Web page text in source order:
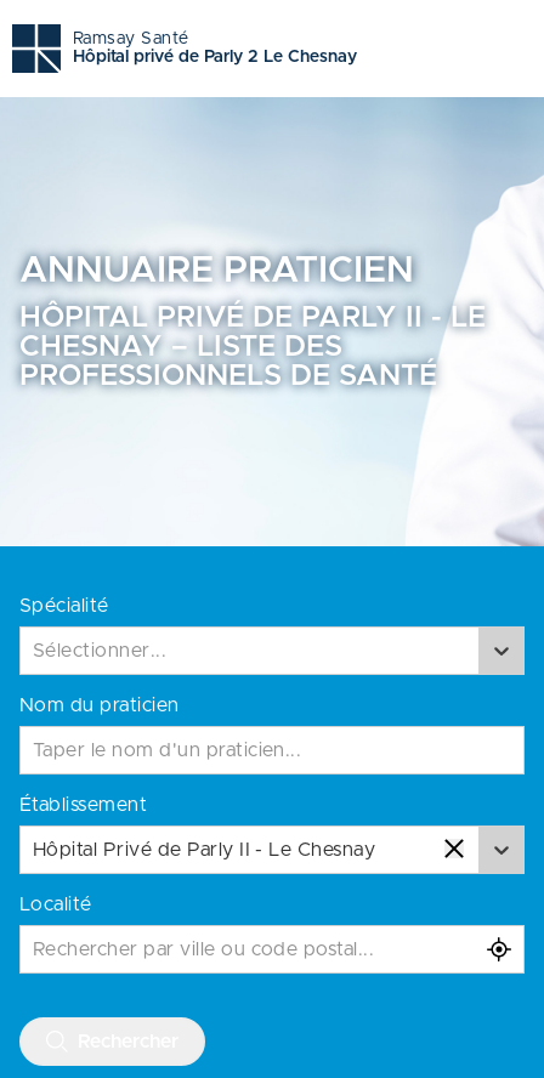
Ramsay Santé
Hôpital privé de Parly 2 Le Chesnay
ANNUAIRE PRATICIEN
HÔPITAL PRIVÉ DE PARLY II - LE
CHESNAY – LISTE DES
PROFESSIONNELS DE SANTÉ
Spécialité
Sélectionner...
Nom du praticien
Établissement
Hôpital Privé de Parly II - Le Chesnay
Localité
Rechercher par ville ou code postal...